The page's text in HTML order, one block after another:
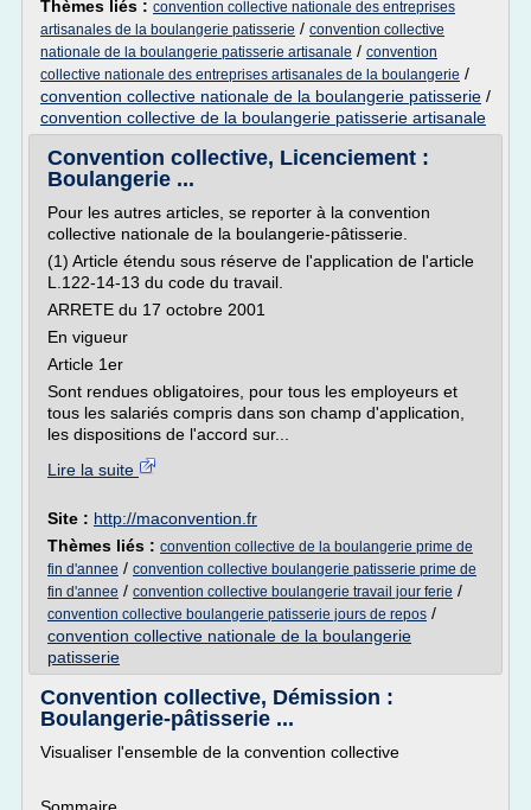
Thèmes liés : convention collective nationale des entreprises
artisanales de la boulangerie patisserie / convention collective
nationale de la boulangerie patisserie artisanale / convention
collective nationale des entreprises artisanales de la boulangerie /
convention collective nationale de la boulangerie patisserie /
convention collective de la boulangerie patisserie artisanale
Convention collective, Licenciement :
Boulangerie ...
Pour les autres articles, se reporter à la convention
collective nationale de la boulangerie-pâtisserie.
(1) Article étendu sous réserve de l'application de l'article
L.122-14-13 du code du travail.
ARRETE du 17 octobre 2001
En vigueur
Article 1er
Sont rendues obligatoires, pour tous les employeurs et
tous les salariés compris dans son champ d'application,
les dispositions de l'accord sur...
Lire la suite
Site : http://maconvention.fr
Thèmes liés : convention collective de la boulangerie prime de
fin d'annee / convention collective boulangerie patisserie prime de
fin d'annee / convention collective boulangerie travail jour ferie /
convention collective boulangerie patisserie jours de repos /
convention collective nationale de la boulangerie
patisserie
Convention collective, Démission :
Boulangerie-pâtisserie ...
Visualiser l'ensemble de la convention collective